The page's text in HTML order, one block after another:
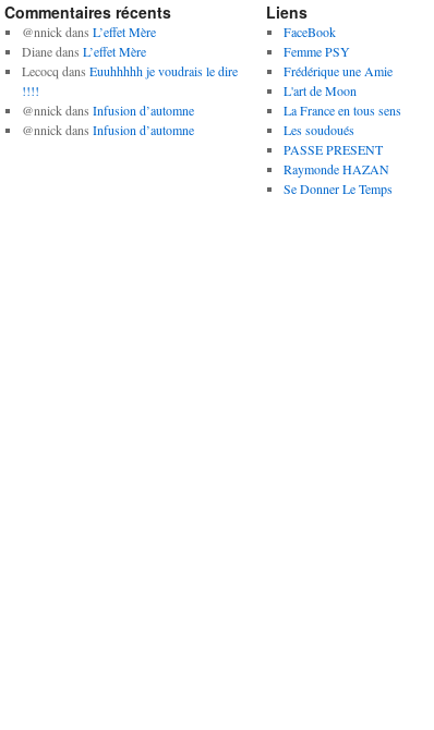
Commentaires récents
@nnickdans L’effet Mère
Dianedans L’effet Mère
Lecocq dans Euuhhhhh je voudrais le dire
!!!!
@nnickdans Infusion d’automne
@nnickdans Infusion d’automne
Liens
FaceBook
Femme PSY
Frédérique une Amie
L'art de Moon
La France en tous sens
Les soudoués
PASSE PRESENT
Raymonde HAZAN
Se Donner Le Temps